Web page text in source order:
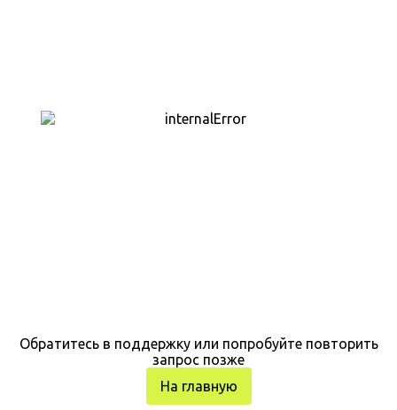
Обратитесь в поддержку или попробуйте повторить
запрос позже
На главную